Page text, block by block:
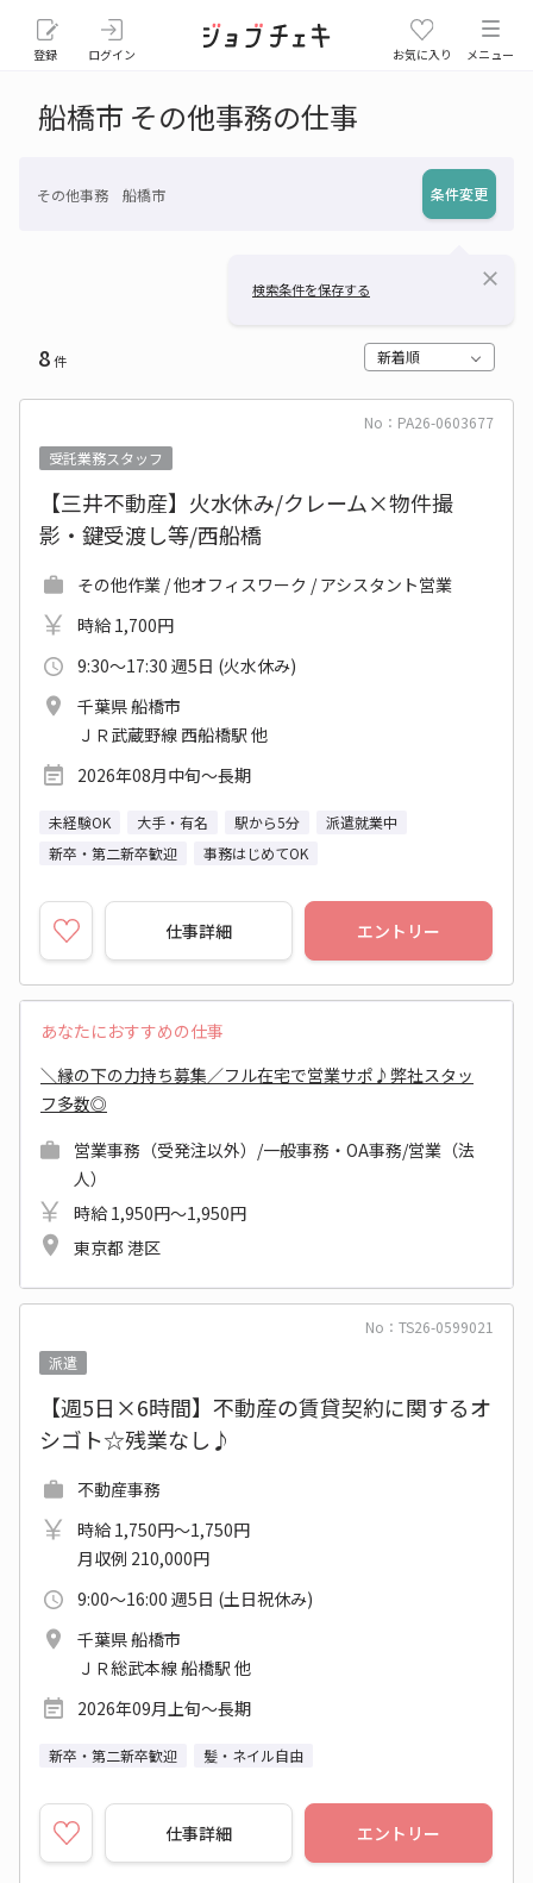
登録 ログイン お気に入り メニュー
船橋市 その他事務の仕事
その他事務 船橋市 条件変更
検索条件を保存する close
8件 新着順
No：PA26-0603677
受託業務スタッフ
【三井不動産】火水休み/クレーム×物件撮
影・鍵受渡し等/西船橋
その他作業 / 他オフィスワーク / アシスタント営業
時給 1,700円
9:30～17:30 週5日 (火水休み)
千葉県 船橋市
ＪＲ武蔵野線 西船橋駅 他
2026年08月中旬～長期
未経験OK 大手・有名 駅から5分
派遣就業中
新卒・第二新卒歓迎
事務はじめてOK
仕事詳細 エントリー
あなたにおすすめの仕事
＼縁の下の力持ち募集／フル在宅で営業サポ♪弊社スタッ
フ多数◎
営業事務（受発注以外）/一般事務・OA事務/営業（法
人）
時給 1,950円～1,950円
東京都 港区
No：TS26-0599021
派遣
【週5日×6時間】不動産の賃貸契約に関するオ
シゴト☆残業なし♪
不動産事務
時給 1,750円～1,750円
月収例 210,000円
9:00～16:00 週5日 (土日祝休み)
千葉県 船橋市
ＪＲ総武本線 船橋駅 他
2026年09月上旬～長期
新卒・第二新卒歓迎 髪・ネイル自由
仕事詳細 エントリー